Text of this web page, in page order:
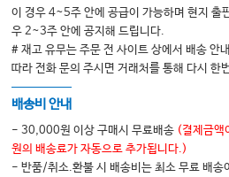
이 경우 4~5주 안에 공급이 가능하며 현지 출
우 2~3주 안에 공지해 드립니다.
# 재고 유무는 주문 전 사이트 상에서 배송 안
따라 전화 문의 주시면 거래처를 통해 다시 한
배송비 안내
- 30,000원 이상 구매시 무료배송 (결제금
원의 배송료가 자동으로 추가됩니다.)
- 반품/취소.환불 시 배송비는 최소 무료 배송